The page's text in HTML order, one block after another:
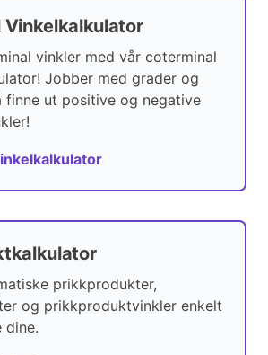
Vinkelkalkulator
vinkler med vår coterminal
Jobber med grader og
finne ut positive og negative
prikkprodukter,
og prikkproduktvinkler enkelt
dine.